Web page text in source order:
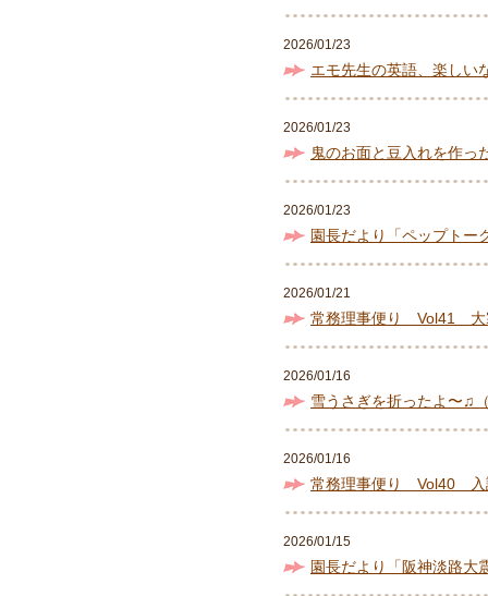
2026/01/23
エモ先生の英語、楽しい
2026/01/23
鬼のお面と豆入れを作っ
2026/01/23
園長だより「ペップトー
2026/01/21
常務理事便り Vol41 大
2026/01/16
雪うさぎを折ったよ〜♫
2026/01/16
常務理事便り Vol40 入
2026/01/15
園長だより「阪神淡路大